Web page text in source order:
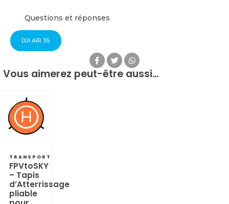
Questions et réponses
DJI AIR 3S
Vous aimerez peut-être aussi…
TRANSPORT
FPVtoSKY
– Tapis
d’Atterrissage
pliable